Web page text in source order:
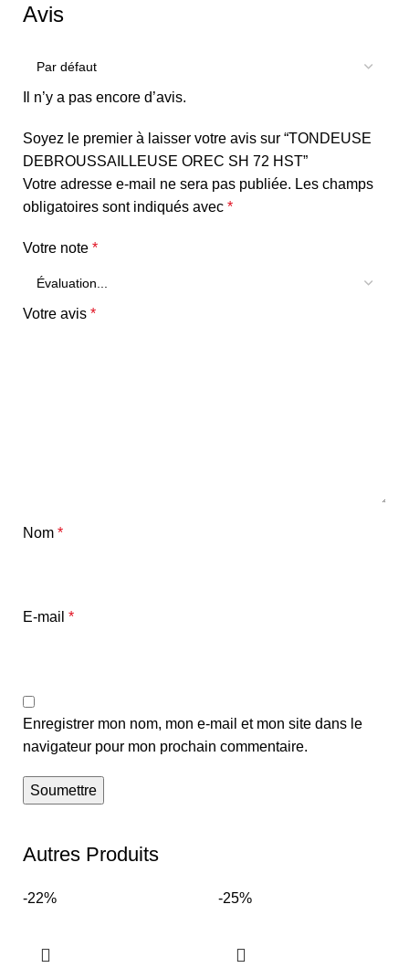
Avis
Il n’y a pas encore d’avis.
Soyez le premier à laisser votre avis sur “TONDEUSE
DEBROUSSAILLEUSE OREC SH 72 HST”
Votre adresse e-mail ne sera pas publiée. Les champs
obligatoires sont indiqués avec *
Votre note *
Votre avis *
Nom *
E-mail *
Enregistrer mon nom, mon e-mail et mon site dans le
navigateur pour mon prochain commentaire.
Autres Produits
-22% -25%